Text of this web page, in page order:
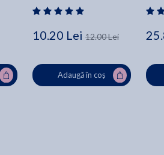
10.20 Lei 12.00 Lei
Adaugă în coș